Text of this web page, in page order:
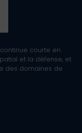
courte en
et la défense, et
des domaines de